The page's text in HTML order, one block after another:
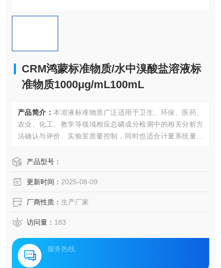
CRM鸿蒙标准物质/水中溴酸盐溶液标
准物质1000μg/mL100mL
产品简介： 本溶液标准物质广泛适用于卫生、环保、医药、
农业、化工、教学等领域相应总磷成分检测中的相关分析方
法确认与评价、实验室质量控制，同时也适合计量系统量值
产品型号：
更新时间： 2025-08-09
厂商性质： 生产厂家
访问量： 183
服务热线